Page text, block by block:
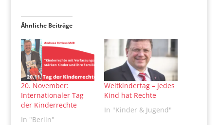
Ähnliche Beiträge
20. November:
Internationaler Tag
der Kinderrechte
In "Berlin"
Weltkindertag – Jedes
Kind hat Rechte
In "Kinder & Jugend"